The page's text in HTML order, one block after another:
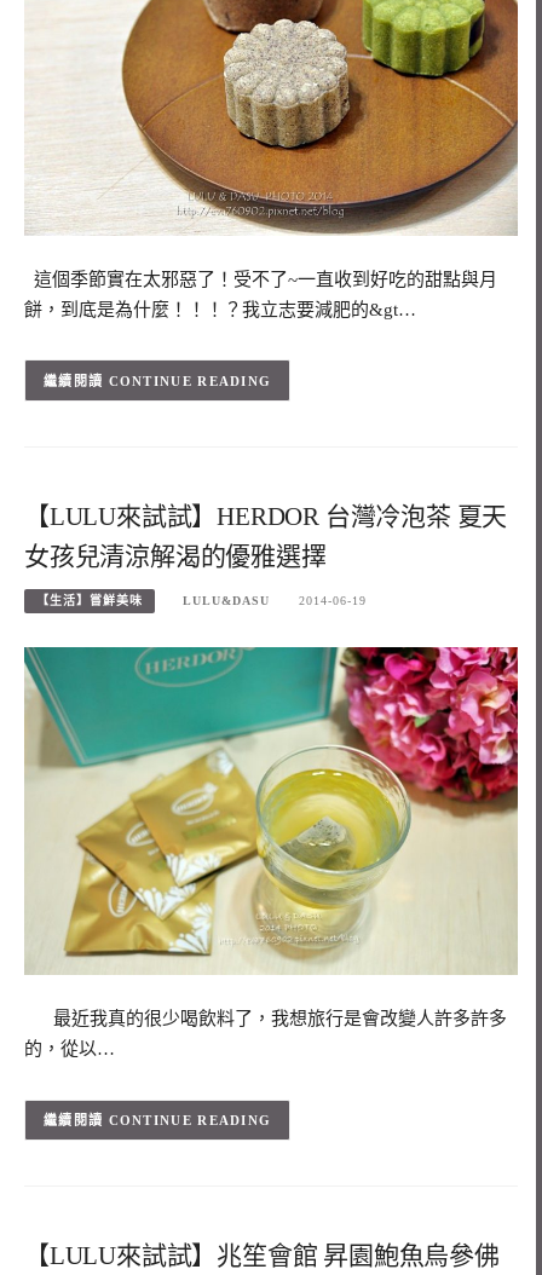
這個季節實在太邪惡了！受不了~一直收到好吃的甜點與月
餅，到底是為什麼！！！？我立志要減肥的&gt…
CONTINUE READING
【LULU來試試】HERDOR 台灣冷泡茶 夏天
女孩兒清涼解渴的優雅選擇
【生活】嘗鮮美味 LULU&DASU 2014-06-19
最近我真的很少喝飲料了，我想旅行是會改變人許多許多
的，從以…
CONTINUE READING
【LULU來試試】兆笙會館 昇園鮑魚烏參佛